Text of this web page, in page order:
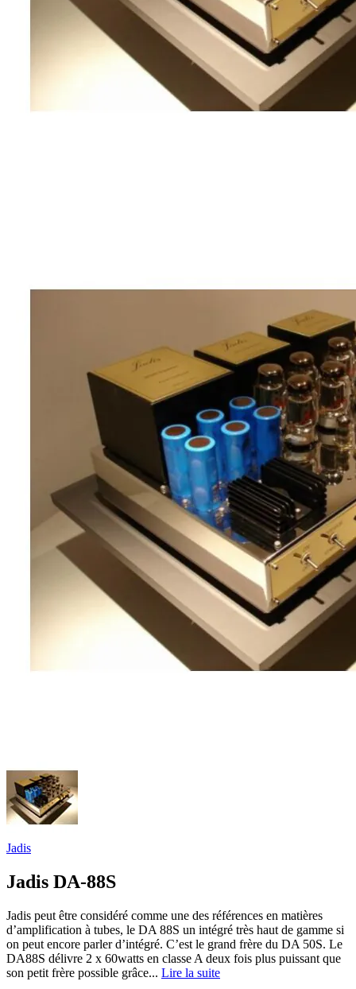
Jadis
Jadis DA-88S
Jadis peut être considéré comme une des références en matières
d’amplification à tubes, le DA 88S un intégré très haut de gamme si
on peut encore parler d’intégré. C’est le grand frère du DA 50S. Le
DA88S délivre 2 x 60watts en classe A deux fois plus puissant que
son petit frère possible grâce... Lire la suite